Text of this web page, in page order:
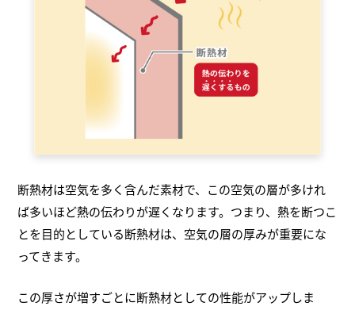
断熱材は空気を多く含んだ素材で、この空気の層が多けれ
ば多いほど熱の伝わりが遅くなります。つまり、熱を断つこ
とを目的としている断熱材は、空気の層の厚みが重要にな
ってきます。
この厚さが増すごとに断熱材としての性能がアップしま